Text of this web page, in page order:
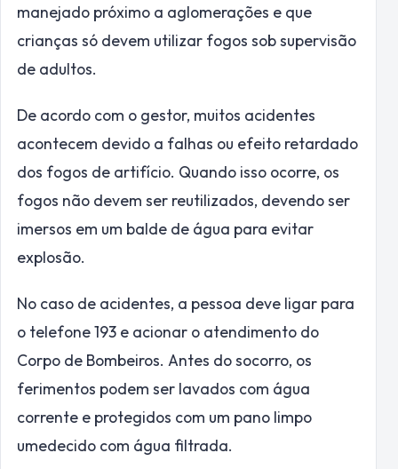
manejado próximo a aglomerações e que
crianças só devem utilizar fogos sob supervisão
de adultos.
De acordo com o gestor, muitos acidentes
acontecem devido a falhas ou efeito retardado
dos fogos de artifício. Quando isso ocorre, os
fogos não devem ser reutilizados, devendo ser
imersos em um balde de água para evitar
explosão.
No caso de acidentes, a pessoa deve ligar para
o telefone 193 e acionar o atendimento do
Corpo de Bombeiros. Antes do socorro, os
ferimentos podem ser lavados com água
corrente e protegidos com um pano limpo
umedecido com água filtrada.